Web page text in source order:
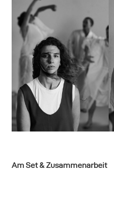
Am Set & Zusammenarbeit